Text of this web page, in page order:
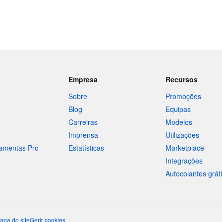
Pro
Empresa
Sobre
Blog
Carreiras
Imprensa
Estatísticas
Recursos
Promoções
Equipas
Modelos
Utilizações
Marketplace
Integrações
Autocolantes
do siteGerir cookies